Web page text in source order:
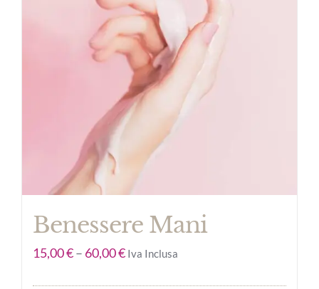
Benessere Mani
15,00€– 60,00€ Iva Inclusa